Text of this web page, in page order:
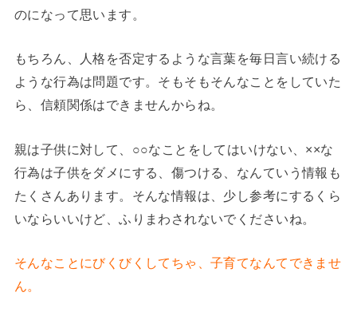
のになって思います。
もちろん、人格を否定するような言葉を毎日言い続ける
ような行為は問題です。そもそもそんなことをしていた
ら、信頼関係はできませんからね。
親は子供に対して、○○なことをしてはいけない、××な
行為は子供をダメにする、傷つける、なんていう情報も
たくさんあります。そんな情報は、少し参考にするくら
いならいいけど、ふりまわされないでくださいね。
そんなことにびくびくしてちゃ、子育てなんてできませ
ん。